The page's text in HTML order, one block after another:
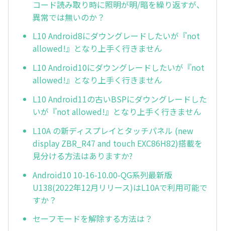
コード読み取り時に照明が明/暗を繰り返すが、
異常では無いのか？
L10 Android8にダウングレードしたいが『not
allowed!』となり上手く行きません
L10 Android10にダウングレードしたいが『not
allowed!』となり上手く行きません
L10 Android11の古いBSPにダウングレードした
いが『not allowed!』となり上手く行きません
L10A の新ディスプレイとタッチパネル (new
display ZBR_R47 and touch EXC86H82)搭載を
見分ける方法はありますか?
Android10 10-16-10.00-QG系列最新版
U138(2022年12月リリース)はL10Aで利用可能で
すか？
セーフモードを解除する方法は？